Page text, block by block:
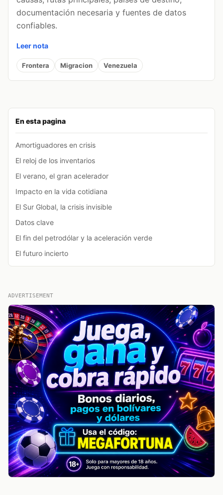
En esta pagina
Amortiguadores en crisis
El reloj de los inventarios
El verano, el gran acelerador
Impacto en la vida cotidiana
El Sur Global, la crisis invisible
Datos clave
El fin del petrodólar y la aceleración verde
El futuro incierto
documentación necesaria y fuentes de datos
confiables.
Leer nota
Frontera Migracion Venezuela
ADVERTISEMENT